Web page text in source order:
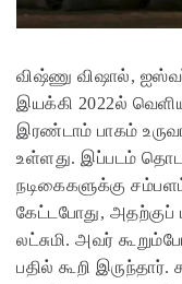
விஷ்ணு விஷால்,
இயக்கி 2022ல்
இரண்டாம் பாகம்
உள்ளது. இப்படம்
நடிகைகளுக்கு
கேட்டபோது, அதற்குப்
லட்சுமி. அவர்
பதில் கூறி